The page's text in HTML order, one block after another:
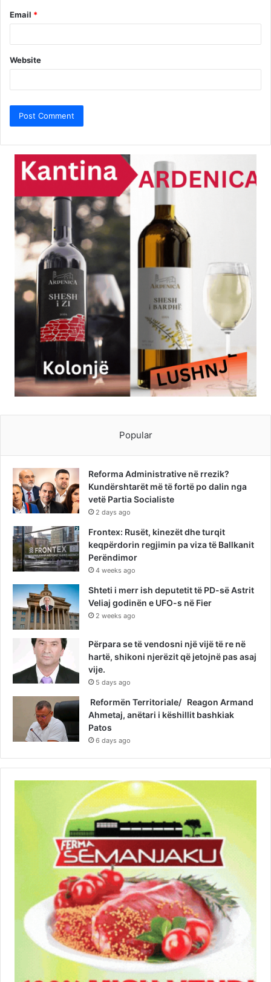
Email *
Website
Popular
Reforma Administrative në rrezik?
Kundërshtarët më të fortë po dalin nga
vetë Partia Socialiste
2 days ago
Frontex: Rusët, kinezët dhe turqit
keqpërdorin regjimin pa viza të Ballkanit
Perëndimor
4 weeks ago
Shteti i merr ish deputetit të PD-së Astrit
Veliaj godinën e UFO-s në Fier
2 weeks ago
Përpara se të vendosni një vijë të re në
hartë, shikoni njerëzit që jetojnë pas asaj
vije.
5 days ago
Reformën Territoriale/ Reagon Armand
Ahmetaj, anëtari i këshillit bashkiak
Patos
6 days ago